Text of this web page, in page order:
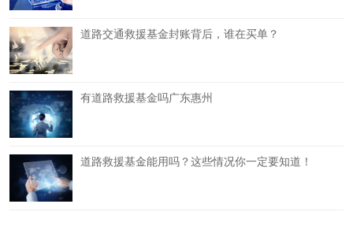
道路交通救援基金封账背后，谁在买单？
有道路救援基金吗广东惠州
道路救援基金能用吗？这些情况你一定要知道！